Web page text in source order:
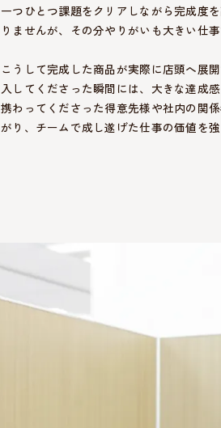
一つひとつ課題をクリアしながら完成度
りませんが、その分やりがいも大きい仕事
こうして完成した商品が実際に店頭へ展
入してくださった瞬間には、大きな達成
携わってくださった得意先様や社内の関
がり、チームで成し遂げた仕事の価値を